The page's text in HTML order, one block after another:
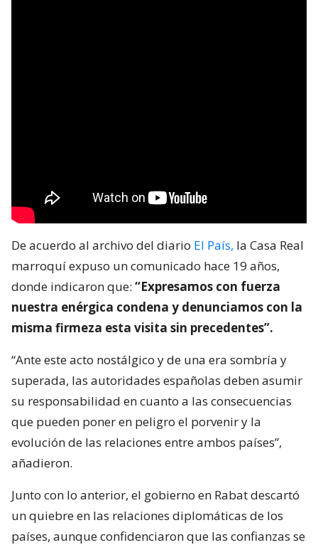
De acuerdo al archivo del diario El País, la Casa Real
marroquí expuso un comunicado hace 19 años,
donde indicaron que: “Expresamos con fuerza
nuestra enérgica condena y denunciamos con la
misma firmeza esta visita sin precedentes”.
“Ante este acto nostálgico y de una era sombría y
superada, las autoridades españolas deben asumir
su responsabilidad en cuanto a las consecuencias
que pueden poner en peligro el porvenir y la
evolución de las relaciones entre ambos países”,
añadieron.
Junto con lo anterior, el gobierno en Rabat descartó
un quiebre en las relaciones diplomáticas de los
países, aunque confidenciaron que las confianzas se